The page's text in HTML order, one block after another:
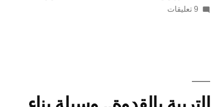
النشر
9 تعليقات
على